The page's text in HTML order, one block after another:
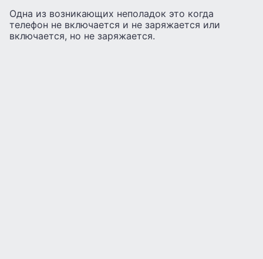
Одна из возникающих неполадок это когда
телефон не включается и не заряжается или
включается, но не заряжается.